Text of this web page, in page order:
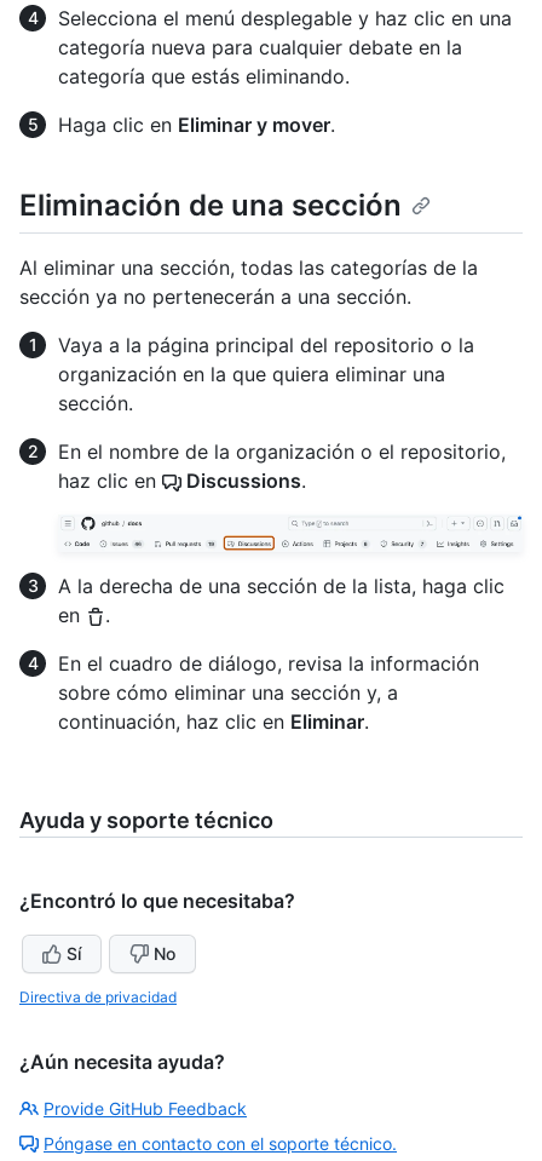
Selecciona el menú desplegable y haz clic en una
categoría nueva para cualquier debate en la
categoría que estás eliminando.
Haga clic en Eliminar y mover.
Eliminación de una sección
Al eliminar una sección, todas las categorías de la
sección ya no pertenecerán a una sección.
Vaya a la página principal del repositorio o la
organización en la que quiera eliminar una
sección.
En el nombre de la organización o el repositorio,
haz clic en
Discussions.
A la derecha de una sección de la lista, haga clic
en
.
En el cuadro de diálogo, revisa la información
sobre cómo eliminar una sección y, a
continuación, haz clic en Eliminar.
Ayuda y soporte técnico
¿Encontró lo que necesitaba?
Sí No
Directiva de privacidad
¿Aún necesita ayuda?
Provide GitHub Feedback
Póngase en contacto con el soporte técnico.